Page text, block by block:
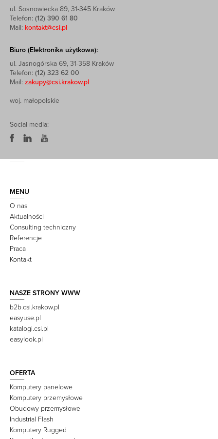
ul. Sosnowiecka 89, 31-345 Kraków
Telefon: (12) 390 61 80
Mail: kontakt@csi.pl
Biuro (Elektronika użytkowa):
ul. Jasnogórska 69, 31-358 Kraków
Telefon: (12) 323 62 00
Mail: zakupy@csi.krakow.pl
woj. małopolskie
Social media:
MENU
O nas
Aktualności
Consulting techniczny
Referencje
Praca
Kontakt
NASZE STRONY WWW
b2b.csi.krakow.pl
easyuse.pl
katalogi.csi.pl
easylook.pl
OFERTA
Komputery panelowe
Komputery przemysłowe
Obudowy przemysłowe
Industrial Flash
Komputery Rugged